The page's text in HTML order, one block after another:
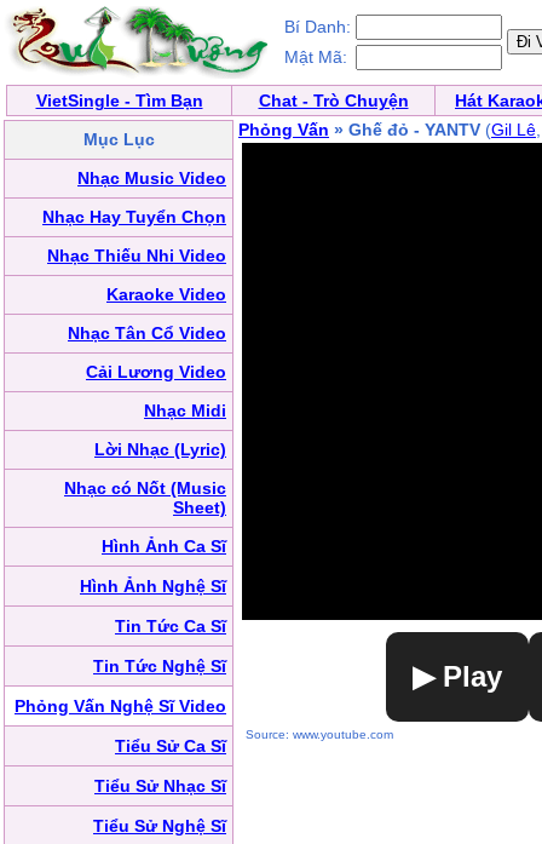
Bí Danh:
Mật Mã:
VietSingle - Tìm Bạn Chat - Trò Chuyện
Hát
Mục Lục
Nhạc Music Video
Nhạc Hay Tuyển Chọn
Nhạc Thiếu Nhi Video
Karaoke Video
Nhạc Tân Cổ Video
Cải Lương Video
Nhạc Midi
Lời Nhạc (Lyric)
Nhạc có Nốt (Music
Sheet)
Hình Ảnh Ca Sĩ
Hình Ảnh Nghệ Sĩ
Tin Tức Ca Sĩ
Tin Tức Nghệ Sĩ
Phỏng Vấn Nghệ Sĩ Video
Tiểu Sử Ca Sĩ
Tiểu Sử Nhạc Sĩ
Tiểu Sử Nghệ Sĩ
Phỏng Vấn » Ghế đỏ - YANTV (Gil Lê
▶ Play
Source: www.youtube.com